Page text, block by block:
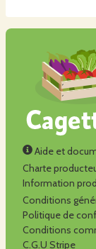
Aide et
Charte
Information
Conditions
Politique de
Conditions
C.G.U Stripe